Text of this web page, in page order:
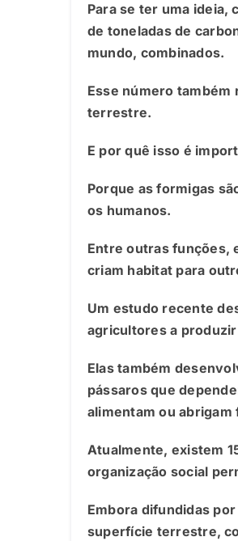
Para se ter uma ideia,
de toneladas de
mundo, combinados.
Esse número
terrestre.
E por quê isso é
Porque as formigas
os humanos.
Entre outras funções,
criam habitat para
Um estudo recente
agricultores a
Elas também
pássaros que
alimentam ou
Atualmente, existem
organização social
Embora difundidas
superfície terrestre,